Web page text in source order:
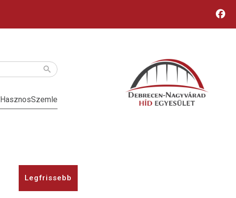
HasznosSzemle
Legfrissebb